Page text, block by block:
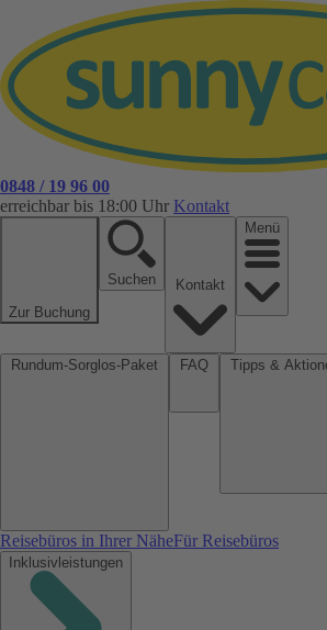
0848 / 19 96 00
erreichbar bis 18:00 Uhr Kontakt
Zur Buchung
Suchen
Menü
Reisebüros in Ihrer NäheFür Reisebüros
Inklusivleistungen